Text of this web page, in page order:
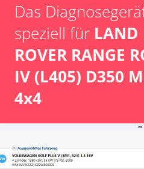
Das
speziell für LAND
ROVER RANGE
IV (L405) D350
4x4